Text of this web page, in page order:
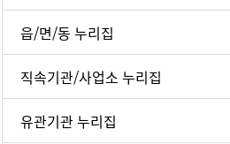
읍/면/동 누리집
직속기관/사업소 누리집
유관기관 누리집